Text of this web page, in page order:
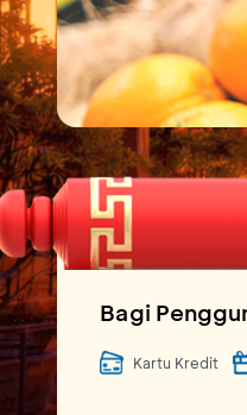
Bagi
Kartu Kredit